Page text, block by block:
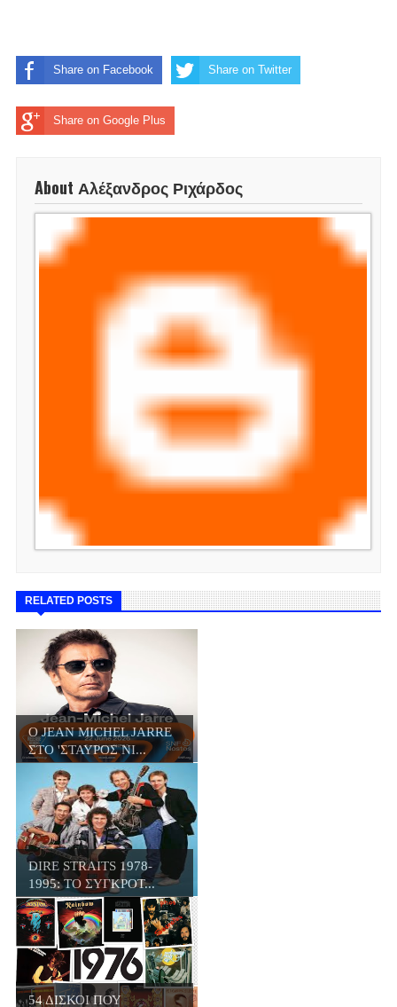
Share on Facebook Share on Twitter
Share on Google Plus
About Αλέξανδρος Ριχάρδος
RELATED POSTS
Ο JΕΑN MICHEL JARRE
ΣΤΟ 'ΣΤΑΥΡΟΣ ΝΙ...
DIRE STRAITS 1978-
1995: ΤΟ ΣΥΓΚΡΟΤ...
54 ΔΙΣΚΟΙ ΠΟΥ